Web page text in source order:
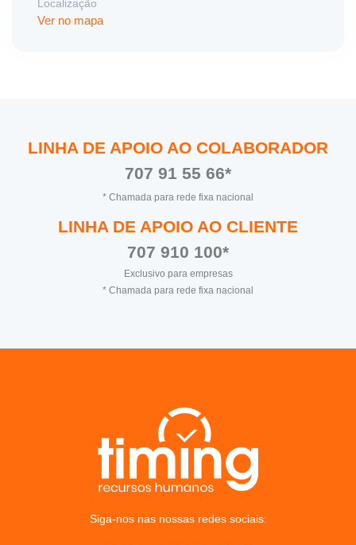
Localização
Ver no mapa
LINHA DE APOIO AO COLABORADOR
707 91 55 66*
* Chamada para rede fixa nacional
LINHA DE APOIO AO CLIENTE
707 910 100*
Exclusivo para empresas
* Chamada para rede fixa nacional
Siga-nos nas nossas redes sociais: